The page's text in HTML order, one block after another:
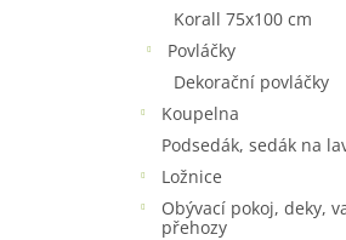
Korall 75x100 cm
Povláčky
Dekorační povláčky
Koupelna
Podsedák, sedák na
Ložnice
Obývací pokoj, deky,
přehozy